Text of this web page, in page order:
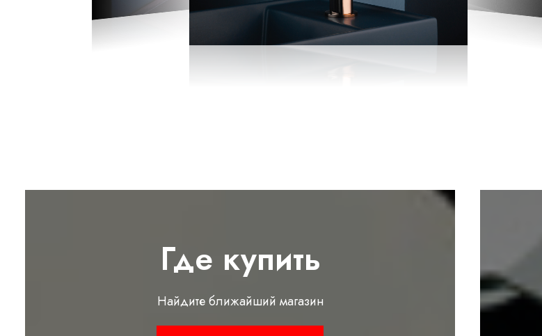
Где купить
Найдите ближайший магазин